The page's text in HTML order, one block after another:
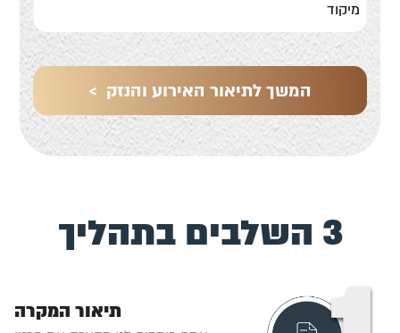
3 השלבים בתהליך
תיאור המקרה